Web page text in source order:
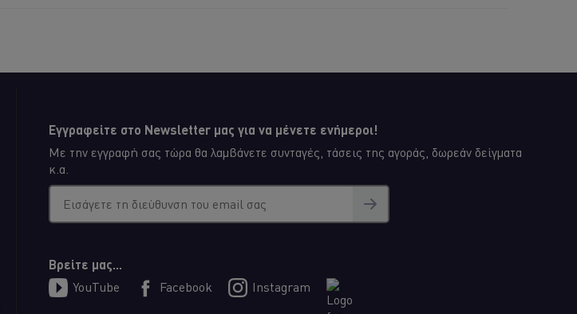
Εγγραφείτε στο Newsletter μας για να μένετε ενήμεροι!
Με την εγγραφή σας τώρα θα λαμβάνετε συνταγές, τάσεις της αγοράς, δωρεάν δείγματα
κ.α.
Εισάγετε τη διεύθυνση του email σας
Βρείτε μας...
YouTube
Facebook Instagram